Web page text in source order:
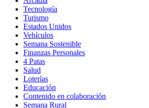
Tecnología
Turismo
Estados Unidos
Vehículos
Semana Sostenible
Finanzas Personales
4 Patas
Salud
Loterías
Educación
Contenido en colaboración
Semana Rural